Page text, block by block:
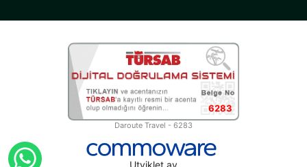
6283
Daroute Travel - 6283